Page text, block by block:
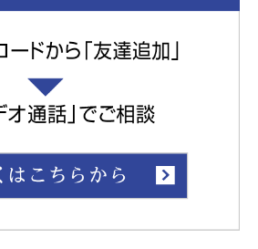
密情報の保護管理体制についての
社までご連絡ください。
ルエー
探偵業届出番号 第30210216号